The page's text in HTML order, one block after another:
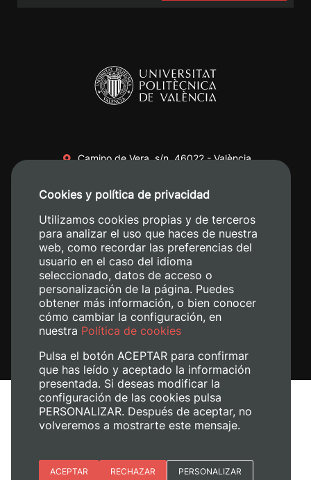
Camino de Vera, s/n. 46022 - València
+34 620 04 00 50
Aviso legal
Política de cookies
Gestionar cookies
Cookies y política de privacidad
Utilizamos cookies propias y de terceros
para analizar el uso que haces de nuestra
web, como recordar las preferencias del
usuario en el caso del idioma
seleccionado, datos de acceso o
personalización de la página. Puedes
obtener más información, o bien conocer
cómo cambiar la configuración, en
nuestra Política de cookies
Pulsa el botón ACEPTAR para confirmar
que has leído y aceptado la información
presentada. Si deseas modificar la
configuración de las cookies pulsa
PERSONALIZAR. Después de aceptar, no
volveremos a mostrarte este mensaje.
Esenciales
ACEPTAR RECHAZAR PERSONALIZAR